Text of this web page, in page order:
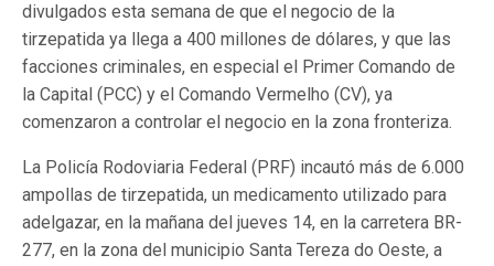
divulgados esta semana de que el negocio de la
tirzepatida ya llega a 400 millones de dólares, y que las
facciones criminales, en especial el Primer Comando de
la Capital (PCC) y el Comando Vermelho (CV), ya
comenzaron a controlar el negocio en la zona fronteriza.
La Policía Rodoviaria Federal (PRF) incautó más de 6.000
ampollas de tirzepatida, un medicamento utilizado para
adelgazar, en la mañana del jueves 14, en la carretera BR-
277, en la zona del municipio Santa Tereza do Oeste, a